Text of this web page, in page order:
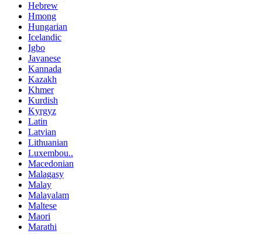
Hebrew
Hmong
Hungarian
Icelandic
Igbo
Javanese
Kannada
Kazakh
Khmer
Kurdish
Kyrgyz
Latin
Latvian
Lithuanian
Luxembou..
Macedonian
Malagasy
Malay
Malayalam
Maltese
Maori
Marathi